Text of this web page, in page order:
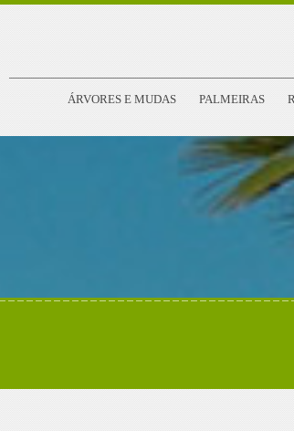
ÁRVORES E MUDAS PALMEIRAS